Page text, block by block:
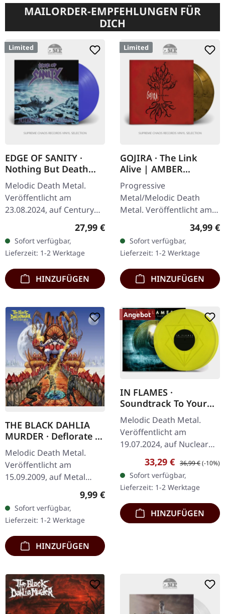
MAILORDER-EMPFEHLUNGEN FÜR
DICH
Limited
EDGE OF SANITY ·
Nothing But Death
Remains (Re-issue
2024) | TRANSPARENT
BLUE LP
Melodic Death Metal.
Veröffentlicht am
23.08.2024, auf Century
Transparent blaues Vinyl,
limitiert auf 500 Stück.
Edge of Sanity's…
Regulärer Preis:
27,99 €
Sofort verfügbar,
Lieferzeit: 1-2 Werktage
HINZUFÜGEN
Limited
GOJIRA · The Link
Alive | AMBER
MARBLED 2LP
Progressive
Metal/Melodic Death
Metal. Veröffentlicht am
01.01.2018, auf Listenable
Records. Bernstein-
marmoriertes Doppel-
Vinyl im Gatefold-Cover.…
34,99 €
Sofort verfügbar,
Lieferzeit: 1-2 Werktage
HINZUFÜGEN
THE BLACK DAHLIA
MURDER · Deflorate |
CD
Melodic Death Metal.
Veröffentlicht am
15.09.2009, auf Metal
Blade Records. CD im
Jewelcase. "Deflorate" von
The Black Dahlia Murder
steht als…
Regulärer Preis:
9,99 €
Sofort verfügbar,
Lieferzeit: 1-2 Werktage
HINZUFÜGEN
Angebot
IN FLAMES ·
Soundtrack To Your
Escape |
TRANSPARENT
YELLOW 2LP
Melodic Death Metal.
Veröffentlicht am
19.07.2024, auf Nuclear
Blast Records.
Transparent gelbes
Doppel-Vinyl im Gatefold-
Cover. Als die
schwedischen…
Verkaufspreis:
33,29 € Regulärer Preis:
36,99 €(-10%)
Sofort verfügbar,
Lieferzeit: 1-2 Werktage
HINZUFÜGEN